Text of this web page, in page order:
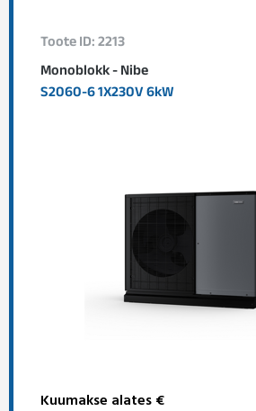
Toote ID: 2213
Monoblokk - Nibe
S2060-6 1X230V 6kW
Kuumakse alates €